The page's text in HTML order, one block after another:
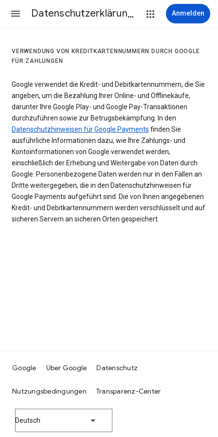
Datenschutzerklärung & Nutzungsbedingungen Anmelden
VERWENDUNG VON KREDITKARTENNUMMERN DURCH GOOGLE
FÜR ZAHLUNGEN
Google verwendet die Kredit- und Debitkartennummern, die Sie
angeben, um die Bezahlung Ihrer Online- und Offlinekäufe,
darunter Ihre Google Play- und Google Pay-Transaktionen
durchzuführen sowie zur Betrugsbekämpfung. In den
Datenschutzhinweisen für Google Payments finden Sie
ausführliche Informationen dazu, wie Ihre Zahlungs- und
Kontoinformationen von Google verwendet werden,
einschließlich der Erhebung und Weitergabe von Daten durch
Google. Personenbezogene Daten werden nur in den Fällen an
Dritte weitergegeben, die in den Datenschutzhinweisen für
Google Payments aufgeführt sind. Die von Ihnen angegebenen
Kredit- und Debitkartennummern werden verschlüsselt und auf
sicheren Servern an sicheren Orten gespeichert.
Google Über Google Datenschutz
Nutzungsbedingungen Transparenz-Center
Deutsch